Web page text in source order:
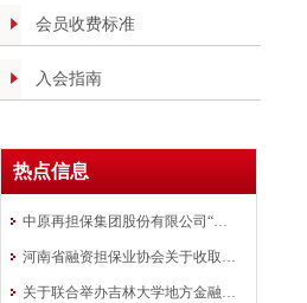
会员收费标准
入会指南
热点信息
中原再担保集团股份有限公司“银担共审”批量业务模式在全国推广
河南省融资担保业协会关于收取会费的通知
关于联合举办吉林大学地方金融组织 高质量发展研修班的通知